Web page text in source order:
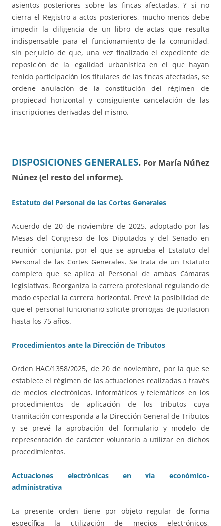
asientos posteriores sobre las fincas afectadas. Y si no
cierra el Registro a actos posteriores, mucho menos debe
impedir la diligencia de un libro de actas que resulta
indispensable para el funcionamiento de la comunidad,
sin perjuicio de que, una vez finalizado el expediente de
reposición de la legalidad urbanística en el que hayan
tenido participación los titulares de las fincas afectadas, se
ordene anulación de la constitución del régimen de
propiedad horizontal y consiguiente cancelación de las
inscripciones derivadas del mismo.
DISPOSICIONES GENERALES. Por María Núñez
Núñez (el resto del informe).
Estatuto del Personal de las Cortes Generales
Acuerdo de 20 de noviembre de 2025, adoptado por las
Mesas del Congreso de los Diputados y del Senado en
reunión conjunta, por el que se aprueba el Estatuto del
Personal de las Cortes Generales. Se trata de un Estatuto
completo que se aplica al Personal de ambas Cámaras
legislativas. Reorganiza la carrera profesional regulando de
modo especial la carrera horizontal. Prevé la posibilidad de
que el personal funcionario solicite prórrogas de jubilación
hasta los 75 años.
Procedimientos ante la Dirección de Tributos
Orden HAC/1358/2025, de 20 de noviembre, por la que se
establece el régimen de las actuaciones realizadas a través
de medios electrónicos, informáticos y telemáticos en los
procedimientos de aplicación de los tributos cuya
tramitación corresponda a la Dirección General de Tributos
y se prevé la aprobación del formulario y modelo de
representación de carácter voluntario a utilizar en dichos
procedimientos.
Actuaciones electrónicas en vía económico-
administrativa
La presente orden tiene por objeto regular de forma
específica la utilización de medios electrónicos,